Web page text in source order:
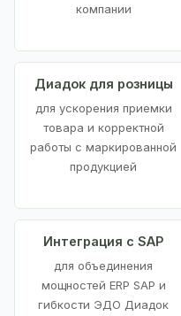
компании
Диадок для розницы
для ускорения приемки
товара и корректной
работы с маркированной
продукцией
Интеграция с SAP
для объединения
мощностей ERP SAP и
гибкости ЭДО Диадок